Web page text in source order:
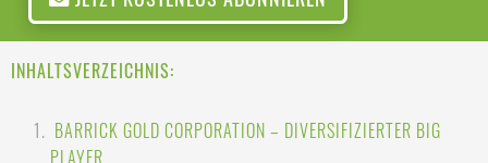
INHALTSVERZEICHNIS:
BARRICK GOLD CORPORATION – DIVERSIFIZIERTER BIG
PLAYER